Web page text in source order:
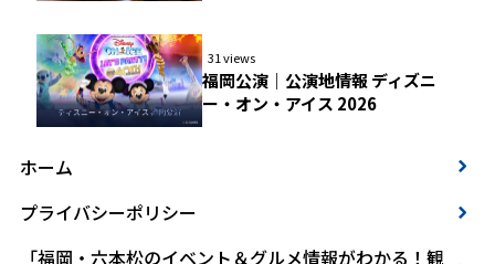
31 views
福岡公演｜公演地情報 ディズニ
ー・オン・アイス 2026
ホーム
プライバシーポリシー
「福岡・六本松のイベント＆グルメ情報がわかる！観